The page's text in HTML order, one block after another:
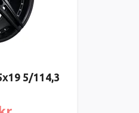
5/114,3